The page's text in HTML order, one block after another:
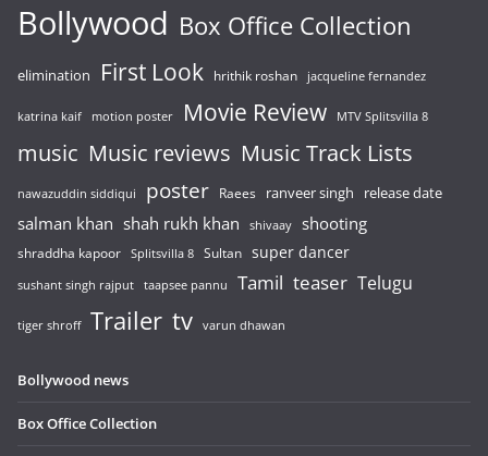
Bollywood Box Office Collection
elimination First Look hrithik roshan jacqueline fernandez
katrina kaif motion poster Movie Review MTV Splitsvilla 8
music Music reviews Music Track Lists
nawazuddin siddiqui poster Raees ranveer singh release date
salman khan shah rukh khan shivaay shooting
shraddha kapoor Splitsvilla 8 Sultan super dancer
sushant singh rajput taapsee pannu Tamil teaser Telugu
tiger shroff Trailer tv varun dhawan
Bollywood news
Box Office Collection